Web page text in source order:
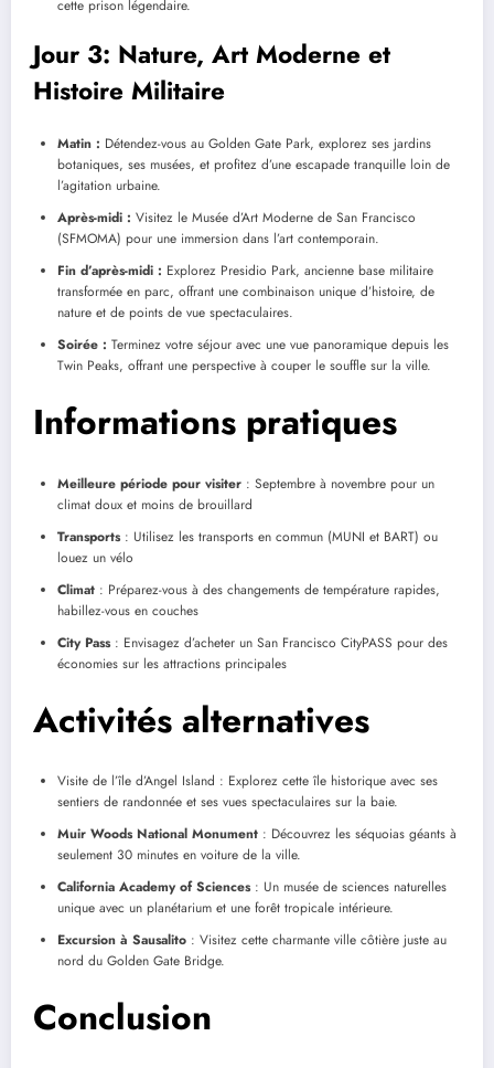
cette prison légendaire.
Jour 3: Nature, Art Moderne et
Histoire Militaire
Matin : Détendez-vous au Golden Gate Park, explorez ses jardins
botaniques, ses musées, et profitez d’une escapade tranquille loin de
l’agitation urbaine.
Après-midi : Visitez le Musée d’Art Moderne de San Francisco
(SFMOMA) pour une immersion dans l’art contemporain.
Fin d’après-midi : Explorez Presidio Park, ancienne base militaire
transformée en parc, offrant une combinaison unique d’histoire, de
nature et de points de vue spectaculaires.
Soirée : Terminez votre séjour avec une vue panoramique depuis les
Twin Peaks, offrant une perspective à couper le souffle sur la ville.
Informations pratiques
Meilleure période pour visiter : Septembre à novembre pour un
climat doux et moins de brouillard
Transports: Utilisez les transports en commun (MUNI et BART) ou
louez un vélo
Climat : Préparez-vous à des changements de température rapides,
habillez-vous en couches
City Pass: Envisagez d’acheter un San Francisco CityPASS pour des
économies sur les attractions principales
Activités alternatives
Visite de l’île d’Angel Island : Explorez cette île historique avec ses
sentiers de randonnée et ses vues spectaculaires sur la baie.
Muir Woods National Monument : Découvrez les séquoias géants à
seulement 30 minutes en voiture de la ville.
California Academy of Sciences: Un musée de sciences naturelles
unique avec un planétarium et une forêt tropicale intérieure.
Excursion à Sausalito : Visitez cette charmante ville côtière juste au
nord du Golden Gate Bridge.
Conclusion